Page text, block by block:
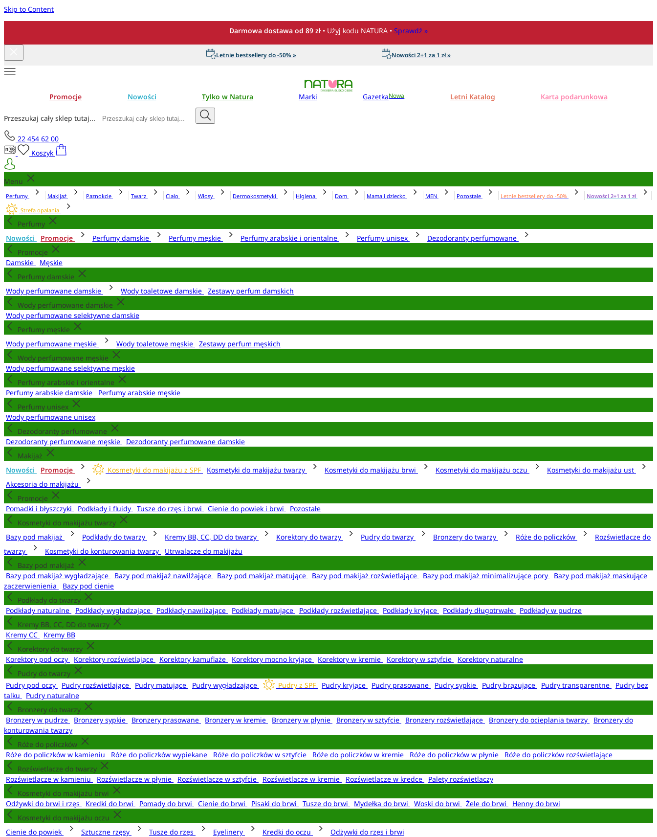
Skip to Content
Darmowa dostawa od 89 zł • Użyj kodu NATURA • Sprawdź »
Letnie bestsellery do -50% » Nowości 2+1 za 1 zł »
Promocje Nowości Tylko w Natura Marki GazetkaNowa Letni Katalog Karta podarunkowa
Przeszukaj cały sklep tutaj...
22 454 62 00
Koszyk
Menu
Perfumy Makijaż Paznokcie Twarz Ciało Włosy Dermokosmetyki Higiena Dom Mama i dziecko MEN Pozostałe Letnie bestsellery do -50%
Nowości 2+1 za 1 zł
Strefa opalania
Perfumy
Nowości
Promocje Perfumy damskie Perfumy męskie Perfumy arabskie i orientalne Perfumy unisex
Dezodoranty perfumowane
Promocje
Damskie
Męskie
Perfumy damskie
Wody perfumowane damskie
Wody toaletowe damskie
Zestawy perfum damskich
Wody perfumowane damskie
Wody perfumowane selektywne damskie
Perfumy męskie
Wody perfumowane męskie
Wody toaletowe męskie
Zestawy perfum męskich
Wody perfumowane męskie
Wody perfumowane selektywne męskie
Perfumy arabskie i orientalne
Perfumy arabskie damskie
Perfumy arabskie męskie
Perfumy unisex
Wody perfumowane unisex
Dezodoranty perfumowane
Dezodoranty perfumowane męskie
Dezodoranty perfumowane damskie
Makijaż
Nowości
Promocje Kosmetyki do makijażu z SPF Kosmetyki do makijażu twarzy Kosmetyki do makijażu brwi Kosmetyki do makijażu oczu
Kosmetyki do makijażu ust
Akcesoria do makijażu
Promocje
Pomadki i błyszczyki
Podkłady i fluidy Tusze do rzęs i brwi Cienie do powiek i brwi
Pozostałe
Kosmetyki do makijażu twarzy
Bazy pod makijaż
Podkłady do twarzy Kremy BB, CC, DD do twarzy Korektory do twarzy Pudry do twarzy Bronzery do twarzy Róże do policzków
Rozświetlacze do
twarzy
Kosmetyki do konturowania twarzy
Utrwalacze do makijażu
Bazy pod makijaż
Bazy pod makijaż wygładzające
Bazy pod makijaż nawilżające Bazy pod makijaż matujące Bazy pod makijaż rozświetlające Bazy pod makijaż minimalizujące pory
Bazy pod makijaż maskujące
zaczerwienienia
Bazy pod cienie
Podkłady do twarzy
Podkłady naturalne
Podkłady wygładzające Podkłady nawilżające Podkłady matujące Podkłady rozświetlające Podkłady kryjące Podkłady długotrwałe
Podkłady w pudrze
Kremy BB, CC, DD do twarzy
Kremy CC
Kremy BB
Korektory do twarzy
Korektory pod oczy
Korektory rozświetlające Korektory kamuflaże Korektory mocno kryjące Korektory w kremie Korektory w sztyfcie
Korektory naturalne
Pudry do twarzy
Pudry pod oczy
Pudry rozświetlające Pudry matujące Pudry wygładzające Pudry z SPF Pudry kryjące Pudry prasowane Pudry sypkie Pudry brązujące Pudry transparentne
Pudry bez
talku
Pudry naturalne
Bronzery do twarzy
Bronzery w pudrze
Bronzery sypkie Bronzery prasowane Bronzery w kremie Bronzery w płynie Bronzery w sztyfcie Bronzery rozświetlające Bronzery do ocieplania twarzy
Bronzery do
konturowania twarzy
Róże do policzków
Róże do policzków w kamieniu
Róże do policzków wypiekane Róże do policzków w sztyfcie Róże do policzków w kremie Róże do policzków w płynie
Róże do policzków rozświetlające
Rozświetlacze do twarzy
Rozświetlacze w kamieniu
Rozświetlacze w płynie Rozświetlacze w sztyfcie Rozświetlacze w kremie Rozświetlacze w kredce
Palety rozświetlaczy
Kosmetyki do makijażu brwi
Odżywki do brwi i rzęs
Kredki do brwi Pomady do brwi Cienie do brwi Pisaki do brwi Tusze do brwi Mydełka do brwi Woski do brwi Żele do brwi
Henny do brwi
Kosmetyki do makijażu oczu
Cienie do powiek
Sztuczne rzęsy Tusze do rzęs Eyelinery Kredki do oczu
Odżywki do rzęs i brwi